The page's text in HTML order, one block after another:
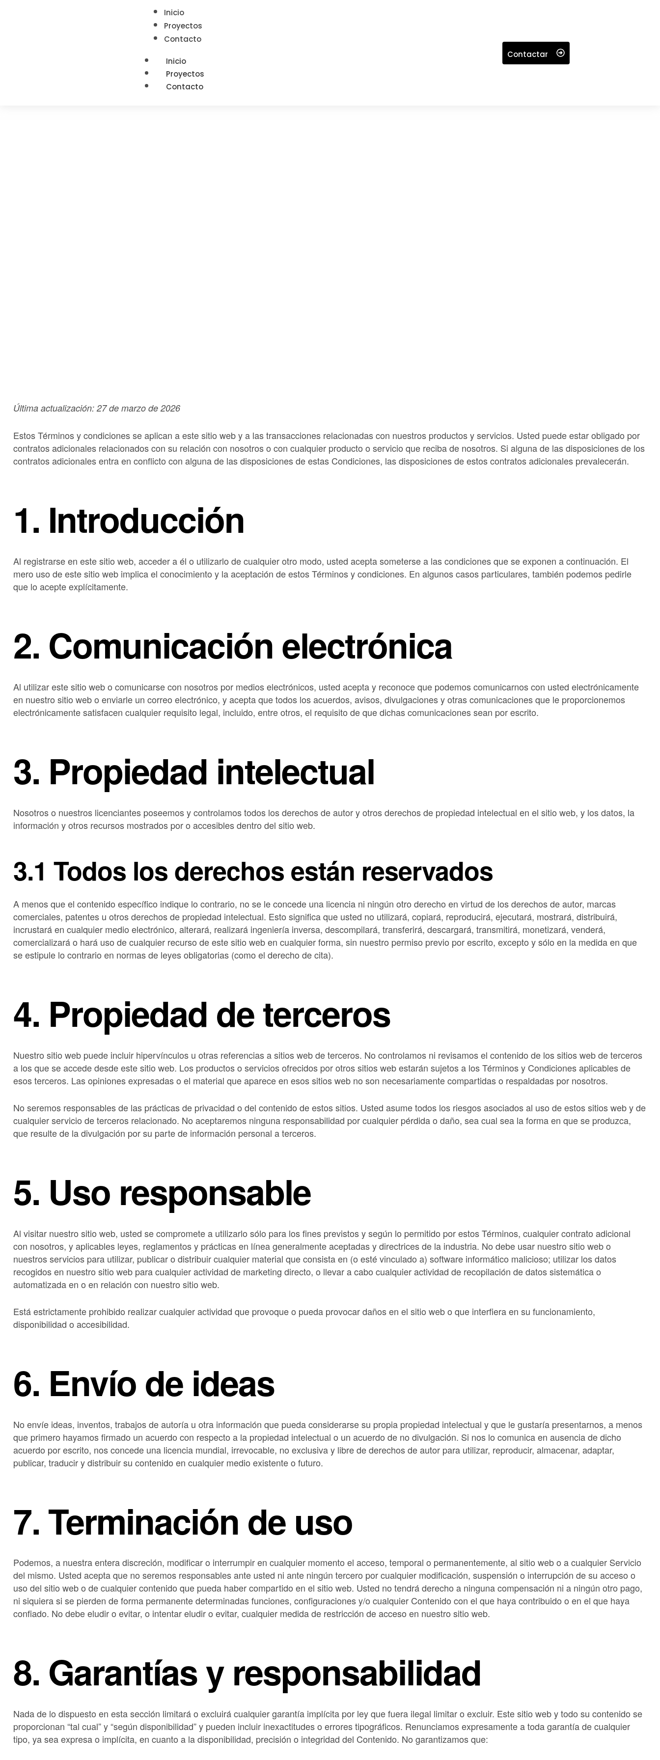
Inicio
Proyectos
Contacto
Inicio
Proyectos
Contacto
Contactar
Última actualización: 27 de marzo de 2026
Estos Términos y condiciones se aplican a este sitio web y a las transacciones relacionadas con nuestros productos y servicios. Usted puede estar obligado por
contratos adicionales relacionados con su relación con nosotros o con cualquier producto o servicio que reciba de nosotros. Si alguna de las disposiciones de los
contratos adicionales entra en conflicto con alguna de las disposiciones de estas Condiciones, las disposiciones de estos contratos adicionales prevalecerán.
1. Introducción
Al registrarse en este sitio web, acceder a él o utilizarlo de cualquier otro modo, usted acepta someterse a las condiciones que se exponen a continuación. El
mero uso de este sitio web implica el conocimiento y la aceptación de estos Términos y condiciones. En algunos casos particulares, también podemos pedirle
que lo acepte explícitamente.
2. Comunicación electrónica
Al utilizar este sitio web o comunicarse con nosotros por medios electrónicos, usted acepta y reconoce que podemos comunicarnos con usted electrónicamente
en nuestro sitio web o enviarle un correo electrónico, y acepta que todos los acuerdos, avisos, divulgaciones y otras comunicaciones que le proporcionemos
electrónicamente satisfacen cualquier requisito legal, incluido, entre otros, el requisito de que dichas comunicaciones sean por escrito.
3. Propiedad intelectual
Nosotros o nuestros licenciantes poseemos y controlamos todos los derechos de autor y otros derechos de propiedad intelectual en el sitio web, y los datos, la
información y otros recursos mostrados por o accesibles dentro del sitio web.
3.1 Todos los derechos están reservados
A menos que el contenido específico indique lo contrario, no se le concede una licencia ni ningún otro derecho en virtud de los derechos de autor, marcas
comerciales, patentes u otros derechos de propiedad intelectual. Esto significa que usted no utilizará, copiará, reproducirá, ejecutará, mostrará, distribuirá,
incrustará en cualquier medio electrónico, alterará, realizará ingeniería inversa, descompilará, transferirá, descargará, transmitirá, monetizará, venderá,
comercializará o hará uso de cualquier recurso de este sitio web en cualquier forma, sin nuestro permiso previo por escrito, excepto y sólo en la medida en que
se estipule lo contrario en normas de leyes obligatorias (como el derecho de cita).
4. Propiedad de terceros
Nuestro sitio web puede incluir hipervínculos u otras referencias a sitios web de terceros. No controlamos ni revisamos el contenido de los sitios web de terceros
a los que se accede desde este sitio web. Los productos o servicios ofrecidos por otros sitios web estarán sujetos a los Términos y Condiciones aplicables de
esos terceros. Las opiniones expresadas o el material que aparece en esos sitios web no son necesariamente compartidas o respaldadas por nosotros.
No seremos responsables de las prácticas de privacidad o del contenido de estos sitios. Usted asume todos los riesgos asociados al uso de estos sitios web y de
cualquier servicio de terceros relacionado. No aceptaremos ninguna responsabilidad por cualquier pérdida o daño, sea cual sea la forma en que se produzca,
que resulte de la divulgación por su parte de información personal a terceros.
5. Uso responsable
Al visitar nuestro sitio web, usted se compromete a utilizarlo sólo para los fines previstos y según lo permitido por estos Términos, cualquier contrato adicional
con nosotros, y aplicables leyes, reglamentos y prácticas en línea generalmente aceptadas y directrices de la industria. No debe usar nuestro sitio web o
nuestros servicios para utilizar, publicar o distribuir cualquier material que consista en (o esté vinculado a) software informático malicioso; utilizar los datos
recogidos en nuestro sitio web para cualquier actividad de marketing directo, o llevar a cabo cualquier actividad de recopilación de datos sistemática o
automatizada en o en relación con nuestro sitio web.
Está estrictamente prohibido realizar cualquier actividad que provoque o pueda provocar daños en el sitio web o que interfiera en su funcionamiento,
disponibilidad o accesibilidad.
6. Envío de ideas
No envíe ideas, inventos, trabajos de autoría u otra información que pueda considerarse su propia propiedad intelectual y que le gustaría presentarnos, a menos
que primero hayamos firmado un acuerdo con respecto a la propiedad intelectual o un acuerdo de no divulgación. Si nos lo comunica en ausencia de dicho
acuerdo por escrito, nos concede una licencia mundial, irrevocable, no exclusiva y libre de derechos de autor para utilizar, reproducir, almacenar, adaptar,
publicar, traducir y distribuir su contenido en cualquier medio existente o futuro.
7. Terminación de uso
Podemos, a nuestra entera discreción, modificar o interrumpir en cualquier momento el acceso, temporal o permanentemente, al sitio web o a cualquier Servicio
del mismo. Usted acepta que no seremos responsables ante usted ni ante ningún tercero por cualquier modificación, suspensión o interrupción de su acceso o
uso del sitio web o de cualquier contenido que pueda haber compartido en el sitio web. Usted no tendrá derecho a ninguna compensación ni a ningún otro pago,
ni siquiera si se pierden de forma permanente determinadas funciones, configuraciones y/o cualquier Contenido con el que haya contribuido o en el que haya
confiado. No debe eludir o evitar, o intentar eludir o evitar, cualquier medida de restricción de acceso en nuestro sitio web.
8. Garantías y responsabilidad
Nada de lo dispuesto en esta sección limitará o excluirá cualquier garantía implícita por ley que fuera ilegal limitar o excluir. Este sitio web y todo su contenido se
proporcionan “tal cual” y “según disponibilidad” y pueden incluir inexactitudes o errores tipográficos. Renunciamos expresamente a toda garantía de cualquier
tipo, ya sea expresa o implícita, en cuanto a la disponibilidad, precisión o integridad del Contenido. No garantizamos que: